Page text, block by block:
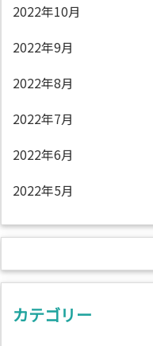
2022年10月
2022年9月
2022年8月
2022年7月
2022年6月
2022年5月
カテゴリー